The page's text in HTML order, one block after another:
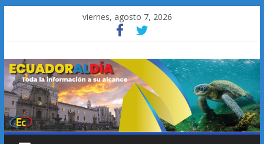
viernes, agosto 7, 2026